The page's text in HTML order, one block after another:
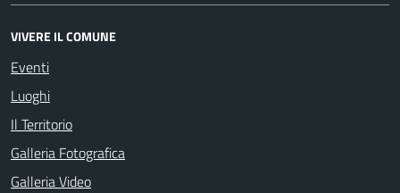
VIVERE IL COMUNE
Eventi
Luoghi
Il Territorio
Galleria Fotografica
Galleria Video